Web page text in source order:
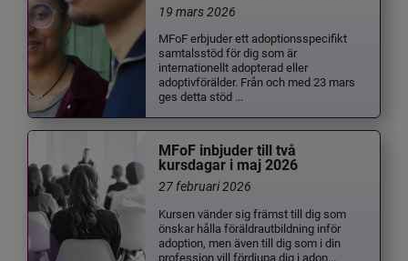
19 mars 2026
MFoF erbjuder ett adoptionsspecifikt
samtalsstöd för dig som är
internationellt adopterad eller
adoptivförälder. Från och med 23 mars
ges detta stöd ...
MFoF inbjuder till två
kursdagar i maj 2026
27 februari 2026
Kursen vänder sig främst till dig som
önskar hålla föräldrautbildning inför
adoption, men även till dig som i din
profession vill fördjupa dig i adop...